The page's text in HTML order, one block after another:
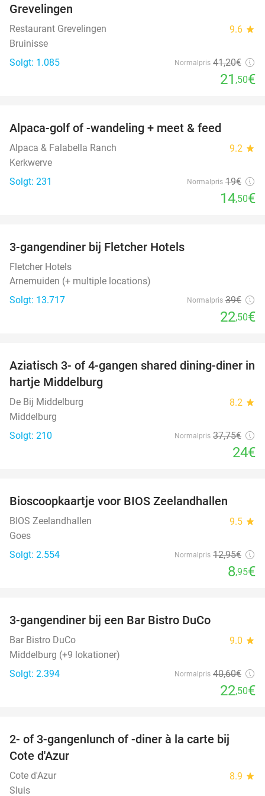
Grevelingen
Restaurant Grevelingen 9.6 star
Bruinisse
Solgt: 1.085
Normalpris 41,20€
21 ,50€
Alpaca-golf of -wandeling + meet & feed
Alpaca & Falabella Ranch 9.2 star
Kerkwerve
Solgt: 231
Normalpris 19€
14,50€
3-gangendiner bij Fletcher Hotels
Fletcher Hotels
Arnemuiden (+ multiple locations)
Solgt: 13.717
Normalpris 39€
22,50€
36%
Aziatisch 3- of 4-gangen shared dining-diner in
hartje Middelburg
De Bij Middelburg 8.2 star
Middelburg
Solgt: 210
Normalpris 37,75€
24€
Bioscoopkaartje voor BIOS Zeelandhallen
BIOS Zeelandhallen 9.5 star
Goes
Solgt: 2.554
Normalpris 12,95€
8,95€
3-gangendiner bij een Bar Bistro DuCo
Bar Bistro DuCo 9.0 star
Middelburg (+9 lokationer)
Solgt: 2.394
Normalpris 40,60€
22,50€
49%
2- of 3-gangenlunch of -diner à la carte bij
Cote d'Azur
Cote d'Azur 8.9 star
Sluis